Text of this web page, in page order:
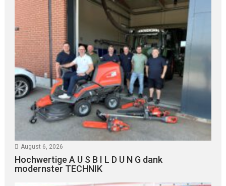
August 6, 2026
Hochwertige A U S B I L D U N G dank
modernster TECHNIK